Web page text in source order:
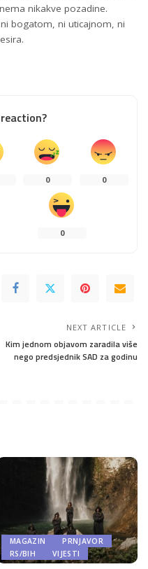
nikakve pozadine.
bogatom, ni uticajnom, ni
0 0
0
NEXT ARTICLE
Kim jednom objavom zaradila više
nego predsjednik SAD za godinu
MAGAZIN
PRNJAVOR
RS/BIH
VIJESTI